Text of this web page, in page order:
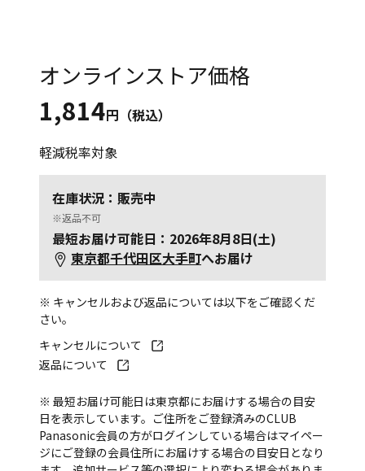
オンラインストア価格
1,814円（税込）
軽減税率対象
在庫状況：販売中
※返品不可
最短お届け可能日：2026年8月8日(土)
東京都千代田区大手町へお届け
※ キャンセルおよび返品については以下をご確認くだ
さい。
キャンセルについて
返品について
※ 最短お届け可能日は東京都にお届けする場合の目安
日を表示しています。ご住所をご登録済みのCLUB
Panasonic会員の方がログインしている場合はマイペー
ジにご登録の会員住所にお届けする場合の目安日となり